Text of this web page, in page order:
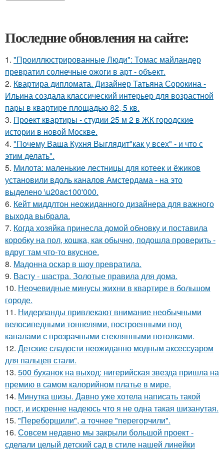
Последние обновления на сайте:
1. "Проиллюстрированные Люди": Томас майландер
превратил солнечные ожоги в арт - объект.
2. Квартира дипломата. Дизайнер Татьяна Сорокина -
Ильина создала классический интерьер для возрастной
пары в квартире площадью 82, 5 кв.
3. Проект квартиры - студии 25 м 2 в ЖК городские
истории в новой Москве.
4. "Почему Ваша Кухня Выглядит"как у всех" - и что с
этим делать".
5. Милота: маленькие лестницы для котеек и ёжиков
установили вдоль каналов Амстердама - на это
выделено \u20ac100'000.
6. Кейт миддлтон неожиданного дизайнера для важного
выхода выбрала.
7. Когда хозяйка принесла домой обновку и поставила
коробку на пол, кошка, как обычно, подошла проверить -
вдруг там что-то вкусное.
8. Мадонна оскар в шоу превратила.
9. Васту - шастра. Золотые правила для дома.
10. Неочевидные минусы жихни в квартире в большом
городе.
11. Нидерланды привлекают внимание необычными
велосипедными тоннелями, построенными под
каналами с прозрачными стеклянными потолками.
12. Детские сладости неожиданно модным аксессуаром
для пальцев стали.
13. 500 буханок на выход: нигерийская звезда пришла на
премию в самом калорийном платье в мире.
14. Минутка шизы. Давно уже хотела написать такой
пост, и искренне надеюсь что я не одна такая шизанутая.
15. "Переборщили", а точнее "перегорчили".
16. Совсем недавно мы закрыли большой проект -
сделали целый детский сад в стиле нашей линейки